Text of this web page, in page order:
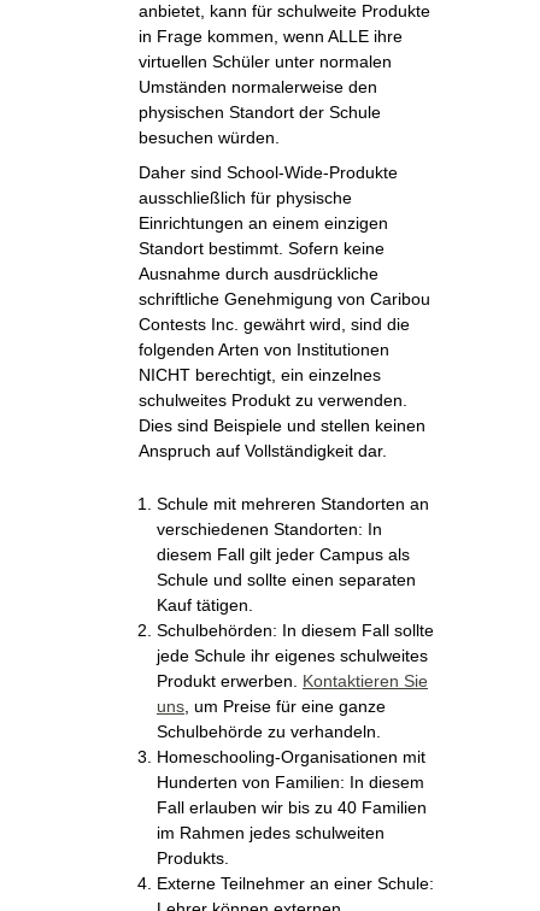
anbietet, kann für schulweite Produkte
in Frage kommen, wenn ALLE ihre
virtuellen Schüler unter normalen
Umständen normalerweise den
physischen Standort der Schule
besuchen würden.
Daher sind School-Wide-Produkte
ausschließlich für physische
Einrichtungen an einem einzigen
Standort bestimmt. Sofern keine
Ausnahme durch ausdrückliche
schriftliche Genehmigung von Caribou
Contests Inc. gewährt wird, sind die
folgenden Arten von Institutionen
NICHT berechtigt, ein einzelnes
schulweites Produkt zu verwenden.
Dies sind Beispiele und stellen keinen
Anspruch auf Vollständigkeit dar.
Schule mit mehreren Standorten an
verschiedenen Standorten: In
diesem Fall gilt jeder Campus als
Schule und sollte einen separaten
Kauf tätigen.
Schulbehörden: In diesem Fall sollte
jede Schule ihr eigenes schulweites
Produkt erwerben. Kontaktieren Sie
uns , um Preise für eine ganze
Schulbehörde zu verhandeln.
Homeschooling-Organisationen mit
Hunderten von Familien: In diesem
Fall erlauben wir bis zu 40 Familien
im Rahmen jedes schulweiten
Produkts.
Externe Teilnehmer an einer Schule: